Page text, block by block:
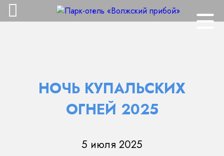
НОЧЬ КУПАЛЬСКИХ
ОГНЕЙ 2025
5 июля 2025